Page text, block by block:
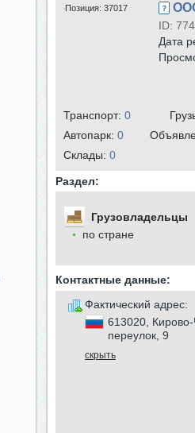
Позиция: 37017
ID: 774
Дата
Транспорт: 0
Автопарк: 0
Cклады: 0
Раздел:
Грузовладельцы
по стране
Контактные данные:
Фактический адрес:
613020,
переулок, 9
скрыть